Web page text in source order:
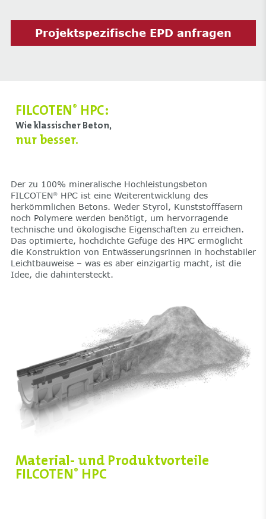
Projektspezifische EPD anfragen
FILCOTEN® HPC:
Wie klassischer Beton,
nur besser.
Der zu 100% mineralische Hochleistungsbeton
FILCOTEN®HPC ist eine Weiterentwicklung des
herkömmlichen Betons. Weder Styrol, Kunststofffasern
noch Polymere werden benötigt, um hervorragende
technische und ökologische Eigenschaften zu erreichen.
Das optimierte, hochdichte Gefüge des HPC ermöglicht
die Konstruktion von Entwässerungsrinnen in hochstabiler
Leichtbauweise – was es aber einzigartig macht, ist die
Idee, die dahintersteckt.
Material- und Produktvorteile
FILCOTEN® HPC